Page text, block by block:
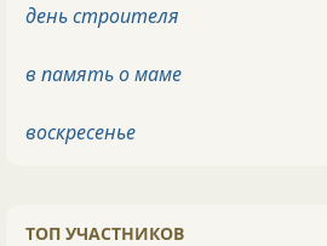
день строителя
в память о маме
воскресенье
ТОП УЧАСТНИКОВ